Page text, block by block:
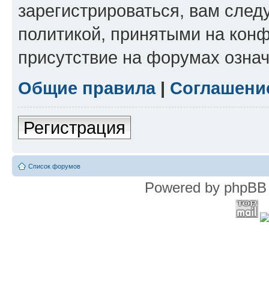
зарегистрироваться, вам
политикой, принятыми на
присутствие на форумах
Общие правила|
Регистрация
Список форумов
Powered by